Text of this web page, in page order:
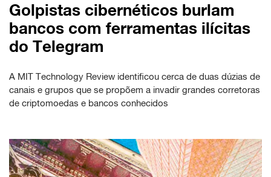
Golpistas cibernéticos burlam
bancos com ferramentas ilícitas
do Telegram
A MIT Technology Review identificou cerca de duas dúzias de
canais e grupos que se propõem a invadir grandes corretoras
de criptomoedas e bancos conhecidos